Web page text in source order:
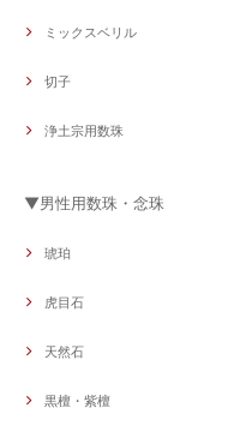
ミックスベリル
切子
浄土宗用数珠
▼男性用数珠・念珠
琥珀
虎目石
天然石
黒檀・紫檀